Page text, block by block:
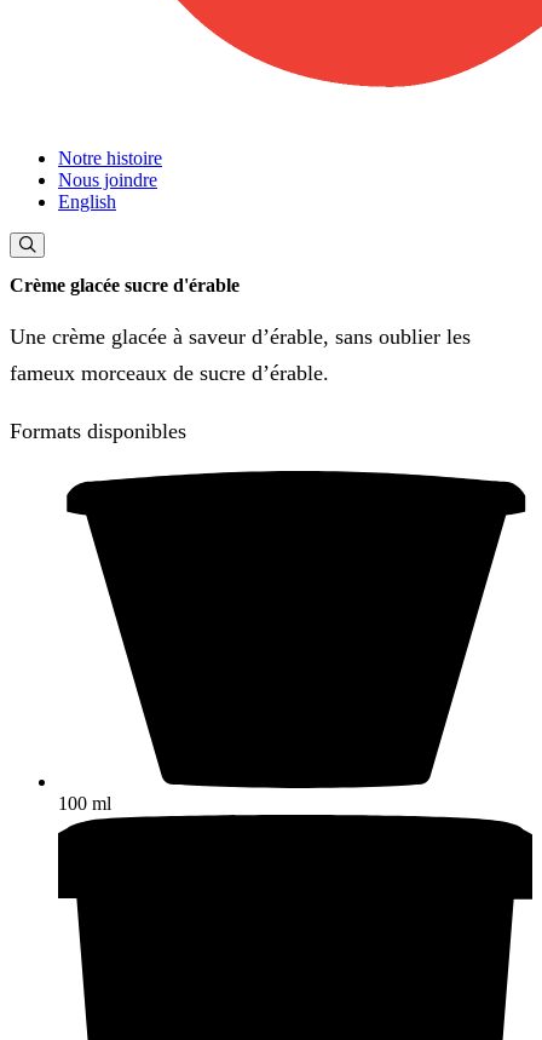
Notre histoire
Nous joindre
English
Crème glacée sucre d'érable
Une crème glacée à saveur d’érable, sans oublier les
fameux morceaux de sucre d’érable.
Formats disponibles
100 ml